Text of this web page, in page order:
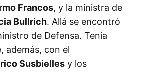
Francos, y la ministra de
Bullrich. Allá se encontró
de Defensa. Tenía
además, con el
Susbielles y los